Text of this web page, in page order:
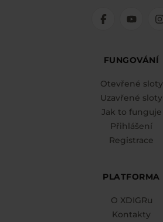
FUNGOVÁNÍ
Otevřené sloty
Uzavřené sloty
Jak to funguje
Přihlášení
Registrace
PLATFORMA
O XDIGRu
Kontakty